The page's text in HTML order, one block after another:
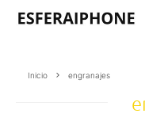
Inicio engranajes